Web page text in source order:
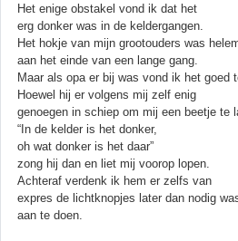
Het enige obstakel vond ik dat het
erg donker was in de keldergangen.
Het hokje van mijn grootouders was
aan het einde van een lange gang.
Maar als opa er bij was vond ik het goed
Hoewel hij er volgens mij zelf enig
genoegen in schiep om mij een beetje te
“In de kelder is het donker,
oh wat donker is het daar”
zong hij dan en liet mij voorop lopen.
Achteraf verdenk ik hem er zelfs van
expres de lichtknopjes later dan nodig
aan te doen.